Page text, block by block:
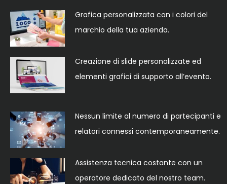
Grafica personalizzata con i colori del
marchio della tua azienda.
Creazione di slide personalizzate ed
elementi grafici di supporto all’evento.
Nessun limite al numero di partecipanti e
relatori connessi contemporaneamente.
Assistenza tecnica costante con un
operatore dedicato del nostro team.